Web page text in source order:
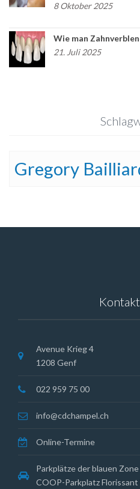
8 Oktober 2025
Wie man
21. Juli 2025
Gregory
Avenue Krieg 4
1208 Genf
022 959 75 00
info@cdchampel.ch
Online-Termine
Parkplätze der blauen
COOP-Parkplatz Florissant